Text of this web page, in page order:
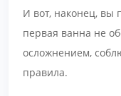
И вот, наконец, вы
первая ванна не
осложнением,
правила.